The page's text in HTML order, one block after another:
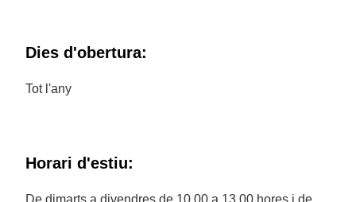
Dies d'obertura:
Tot l'any
Horari d'estiu:
De dimarts a divendres de 10.00 a 13.00 hores i de